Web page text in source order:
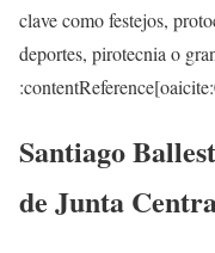
clave como festejos,
deportes, pirotecnia o
Santiago
de Junta